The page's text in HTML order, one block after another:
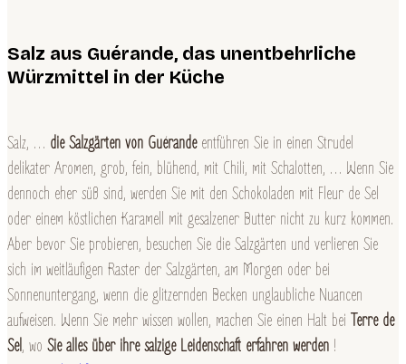
Salz aus Guérande, das unentbehrliche
Würzmittel in der Küche
Salz, … die Salzgärten von Guérandeentführen Sie in einen Strudel
delikater Aromen, grob, fein, blühend, mit Chili, mit Schalotten, … Wenn Sie
dennoch eher süß sind, werden Sie mit den Schokoladen mit Fleur de Sel
oder einem köstlichen Karamell mit gesalzener Butter nicht zu kurz kommen.
Aber bevor Sie probieren, besuchen Sie die Salzgärten und verlieren Sie
sich im weitläufigen Raster der Salzgärten, am Morgen oder bei
Sonnenuntergang, wenn die glitzernden Becken unglaubliche Nuancen
aufweisen. Wenn Sie mehr wissen wollen, machen Sie einen Halt bei Terre de
Sel, wo Sie alles über ihre salzige Leidenschaft erfahren werden !